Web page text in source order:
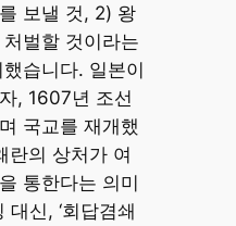
보낼 것, 2) 왕
벌할 것이라는
습니다. 일본이
, 1607년 조선
국교를 재개했
란의 상처가 여
통한다는 의미
대신, ‘회답겸쇄